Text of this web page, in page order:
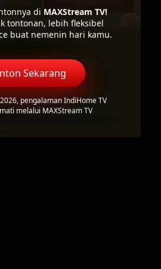
di MAXStream TV!
tontonan, lebih fleksibel
buat nemenin hari kamu.
Sekarang
pengalaman IndiHome TV
melalui MAXStream TV